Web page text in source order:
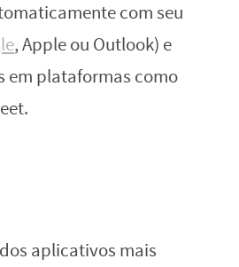
com seu
, Apple ou Outlook) e
em plataformas como
aplicativos mais